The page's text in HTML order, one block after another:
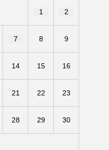
1 2
7 8 9
14 15 16
21 22 23
28 29 30